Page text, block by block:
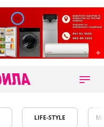
LIFE-STYLE